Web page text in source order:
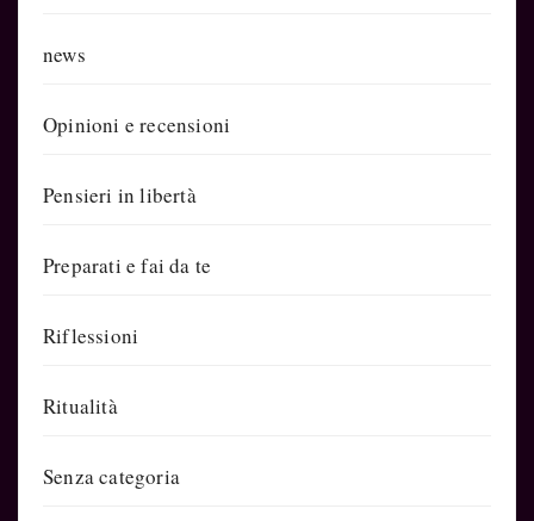
news
Opinioni e recensioni
Pensieri in libertà
Preparati e fai da te
Riflessioni
Ritualità
Senza categoria